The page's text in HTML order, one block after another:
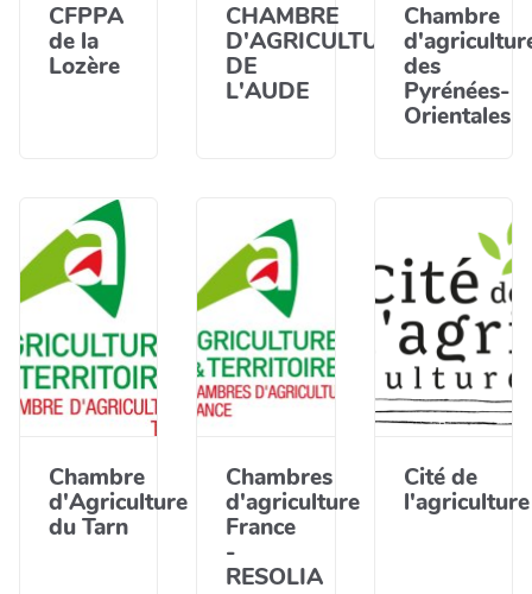
CFPPA
de la
Lozère
CHAMBRE
D'AGRICULTURE
DE
L'AUDE
Chambre
des
Pyrénées-
Orientales
Chambre
d'Agriculture
du Tarn
Chambres
d'agriculture
France
-
RESOLIA
Cité de
l'agriculture